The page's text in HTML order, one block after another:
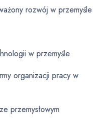
rozwój w przemyśle
w przemyśle
organizacji pracy w
przemysłowym